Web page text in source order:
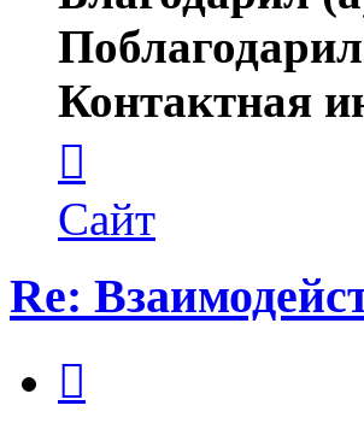
Контактная
пользователя
Necassalmor
Сайт
Re: